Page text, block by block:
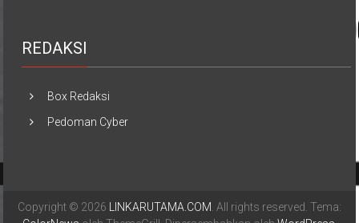
REDAKSI
Box Redaksi
Pedoman Cyber
Copyright © 2026 LINKARUTAMA.COM . All rights reserved. Tema: